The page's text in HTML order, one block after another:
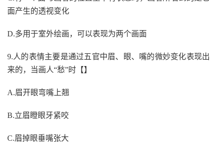
面产生的透视变化
D.多用于室外绘画，可以表现为两个画面
9.人的表情主要是通过五官中眉、眼、嘴的微妙变化表现出
来的，当画人“愁”时【】
A.眉开眼弯嘴上翘
B.立眉瞪眼牙紧咬
C.眉掉眼垂嘴张大